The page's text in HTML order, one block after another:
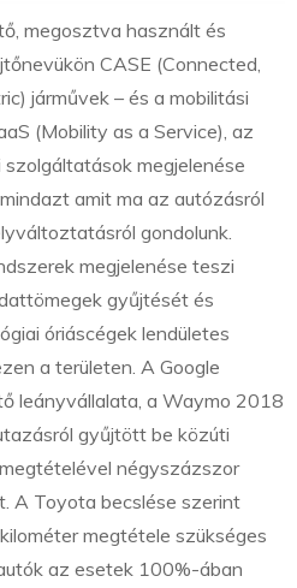
megosztva használt és
CASE (Connected,
járművek – és a mobilitási
(Mobility as a Service), az
megjelenése
amit ma az autózásról
gondolunk.
megjelenése teszi
gyűjtését és
óriáscégek lendületes
a területen. A Google
leányvállalata, a Waymo 2018
gyűjtött be közúti
négyszázszor
A Toyota becslése szerint
megtétele szükséges
az esetek 100%-ában